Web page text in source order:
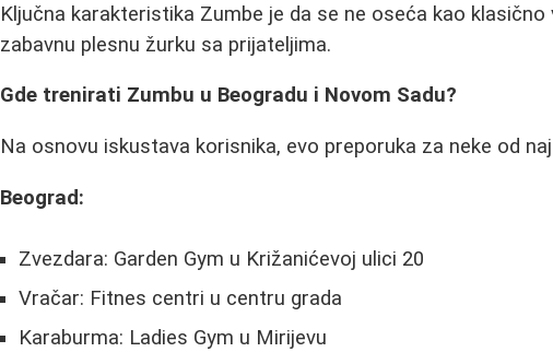
Ključna karakteristika Zumbe je da se ne oseća kao klasično
zabavnu plesnu žurku sa prijateljima.
Gde trenirati Zumbu u Beogradu i Novom Sadu?
Na osnovu iskustava korisnika, evo preporuka za neke od
Beograd:
Zvezdara: Garden Gym u Križanićevoj ulici 20
Vračar: Fitnes centri u centru grada
Karaburma: Ladies Gym u Mirijevu